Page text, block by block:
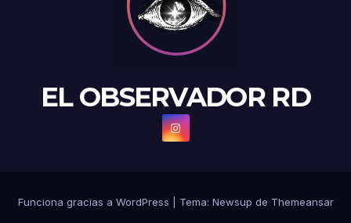
EL OBSERVADOR RD
Funciona gracias a WordPress Tema: Newsup de Themeansar